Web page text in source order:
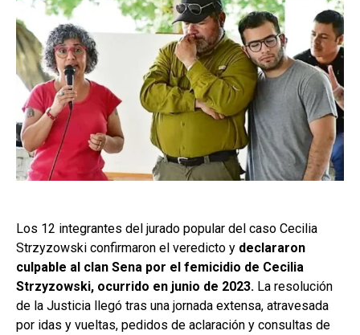
Los 12 integrantes del jurado popular del caso Cecilia
Strzyzowski confirmaron el veredicto y declararon
culpable al clan Sena por el femicidio de Cecilia
Strzyzowski, ocurrido en junio de 2023. La resolución
de la Justicia llegó tras una jornada extensa, atravesada
por idas y vueltas, pedidos de aclaración y consultas de